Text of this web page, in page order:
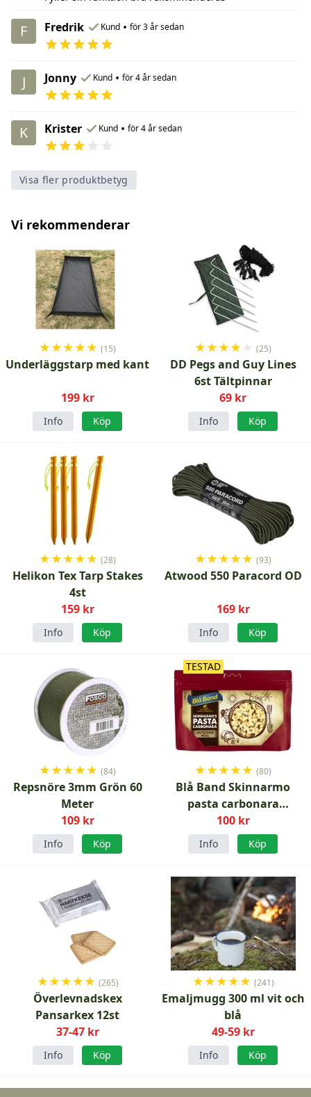
F Fredrik Kund • för 3 år sedan
J Jonny Kund • för 4 år sedan
K Krister Kund • för 4 år sedan
Visa fler produktbetyg
Vi rekommenderar
★★★★★ (15)
Underläggstarp med kant
199 kr
Info Köp
★★★★ ★ (25)
DD Pegs and Guy Lines
6st Tältpinnar
69 kr
Info Köp
★★★★★ (28)
Helikon Tex Tarp Stakes
4st
159 kr
Info Köp
★★★★★ (93)
Atwood 550 Paracord OD
169 kr
Info Köp
★★★★★ (84)
Repsnöre 3mm Grön 60
Meter
109 kr
Info Köp
★★★★★ (80)
Blå Band Skinnarmo
pasta carbonara
frystorkad
100 kr
TESTAD
Info Köp
★★★★★ (265)
Överlevnadskex
Pansarkex 12st
37-47 kr
Info Köp
★★★★★ (241)
Emaljmugg 300 ml vit och
blå
49-59 kr
Info Köp